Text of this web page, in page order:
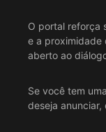
O portal reforça
e a proximidade
aberto ao
Se você tem
deseja